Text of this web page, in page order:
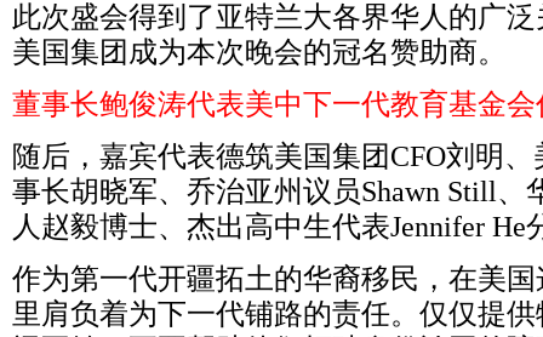
此次盛会得到了亚特兰大各界华人的广
美国集团成为本次晚会的冠名赞助商。
董事长鲍俊涛代表美中下一代教育基金
随后，嘉宾代表德筑美国集团CFO刘明、
事长胡晓军、乔治亚州议员Shawn Still、
人赵毅博士、杰出高中生代表Jennifer He
作为第一代开疆拓土的华裔移民，在美
里肩负着为下一代铺路的责任。仅仅提